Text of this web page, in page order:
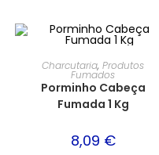
Charcutaria,Produtos
Fumados
Porminho Cabeça
Fumada 1 Kg
8,09 €